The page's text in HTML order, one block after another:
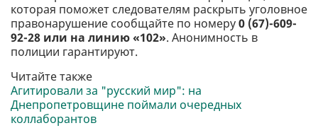
которая поможет следователям раскрыть уголовное
правонарушение сообщайте по номеру0 (67)-609-
92-28 или на линию «102». Анонимность в
полиции гарантируют.
Читайте также
Агитировали за "русский мир": на
Днепропетровщине поймали очередных
коллаборантов